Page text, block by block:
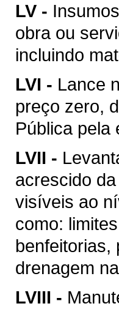
LV -
obra ou
incluindo
LVI - Lance
preço zero,
Pública pela
LVII -
acrescido
visíveis ao
como:
benfeitorias,
drenagem
LVIII -